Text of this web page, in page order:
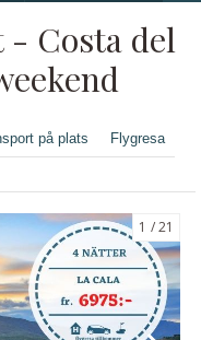
- Costa del
på plats Flygresa
1 21